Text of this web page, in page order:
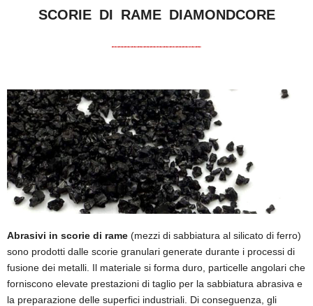
SCORIE DI RAME DIAMONDCORE
Abrasivi in ​​scorie di rame (mezzi di sabbiatura al silicato di ferro)
sono prodotti dalle scorie granulari generate durante i processi di
fusione dei metalli. Il materiale si forma duro, particelle angolari che
forniscono elevate prestazioni di taglio per la sabbiatura abrasiva e
la preparazione delle superfici industriali. Di conseguenza, gli